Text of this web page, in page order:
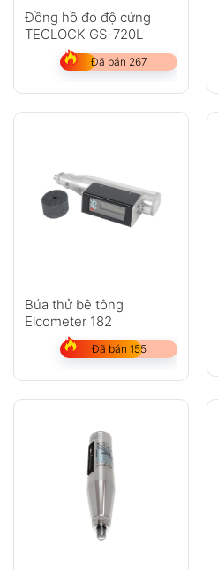
Đồng hồ đo độ cứng
TECLOCK GS-720L
Đã bán 267
Búa thử bê tông
Elcometer 182
Đã bán 155